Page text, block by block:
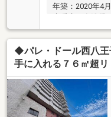
年築：2020年4月竣工
床暖房、食洗機
６５日 年中無
定できない場合
を設けない対
す。【住宅ロー
させて頂きます。
◆パレ・ドール西八
手に入れる７６㎡超リ